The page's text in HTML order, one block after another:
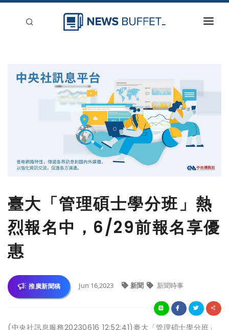
臺大「管理碩士學分班」熱
烈報名中，6/29前報名享優
惠
推廣新聞稿 Jun 16,2023 新聞 新聞時事
(中央社訊息服務20230616 12:52:41)臺大「管理碩士學分班」